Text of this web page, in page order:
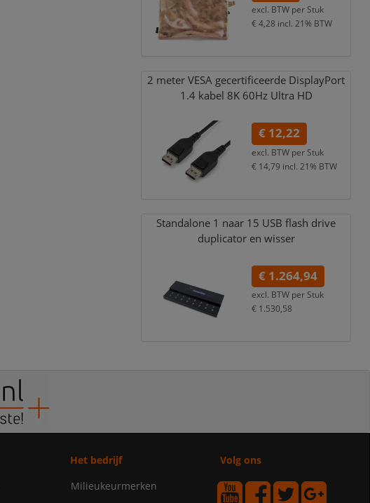
excl. BTW per Stuk
€ 4,28 incl. 21% BTW
2 meter VESA gecertificeerde DisplayPort
1.4 kabel 8K 60Hz Ultra HD
€ 12,22
excl. BTW per Stuk
€ 14,79 incl. 21% BTW
Standalone 1 naar 15 USB flash drive
duplicator en wisser
€ 1.264,94
excl. BTW per Stuk
€ 1.530,58
Het bedrijf
Milieukeurmerken
Volg ons